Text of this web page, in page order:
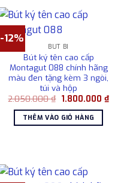
-12%
BÚT BI
Bút ký tên cao cấp
Montagut 088 chính hãng
màu đen tặng kèm 3 ngòi,
túi và hộp
2.050.000₫ Giá
là:
2.050.000 ₫.
1.800.000 ₫Giá
hiện
THÊM VÀO GIỎ HÀNG